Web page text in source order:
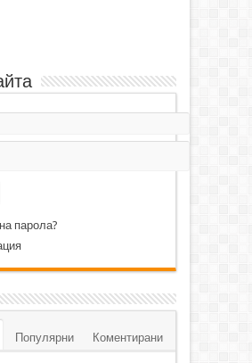
парола?
Популярни Коментирани